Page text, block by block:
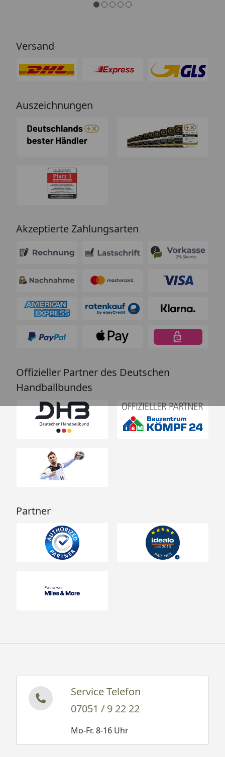
Versand
Auszeichnungen
Akzeptierte Zahlungsarten
Offizieller Partner des Deutschen
Handballbundes
Partner
Service Telefon
07051 / 9 22 22
Mo-Fr. 8-16 Uhr